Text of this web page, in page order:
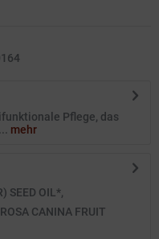
Pflege, das
mehr
SEED OIL*,
CANINA FRUIT